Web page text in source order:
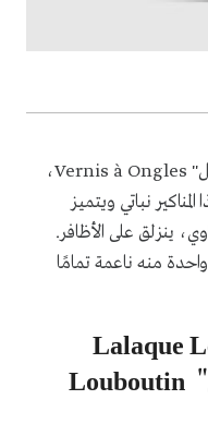
Vernis à Ongles،
نباتي ويتميز
ينزلق على الأظافر.
منه ناعمة تمامًا
Lalaque
Louboutin